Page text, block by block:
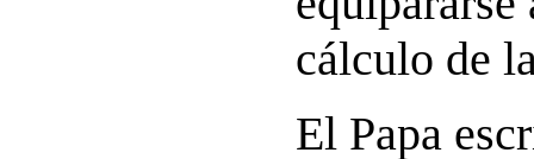
cálculo de
El Papa